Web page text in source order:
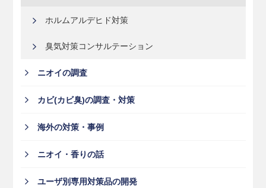
ホルムアルデヒド対策
臭気対策コンサルテーション
ニオイの調査
カビ(カビ臭)の調査・対策
海外の対策・事例
ニオイ・香りの話
ユーザ別専用対策品の開発